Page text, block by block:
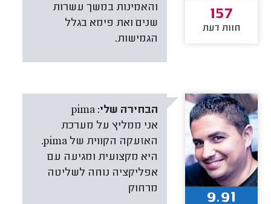
והאמינות במשך עשרות
שנים ואת פימא בגלל
הגמישות.
157
חוות דעת
הבחירה שלי: pima
אני ממליץ על מערכת
האזעקה הקווית של pima.
היא מקצועית ומגיעה עם
אפליקציה נוחה לשליטה
מרחוק
9.91